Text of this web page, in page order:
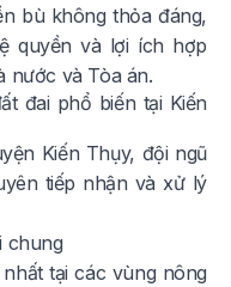
bù không thỏa đáng,
quyền và lợi ích hợp
nước và Tòa án.
đai phổ biến tại Kiến
Kiến Thụy, đội ngũ
tiếp nhận và xử lý
chung
tại các vùng nông